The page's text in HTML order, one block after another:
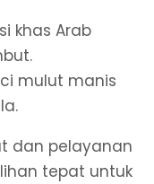
khas Arab
mulut manis
dan pelayanan
tepat untuk